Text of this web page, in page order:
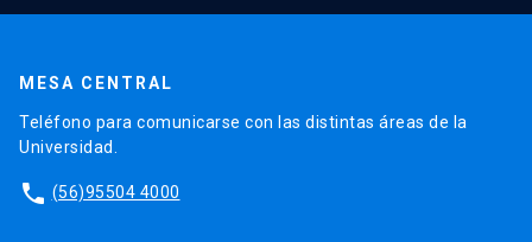
MESA CENTRAL
Teléfono para comunicarse con las distintas áreas de la
Universidad.
phone (56)95504 4000